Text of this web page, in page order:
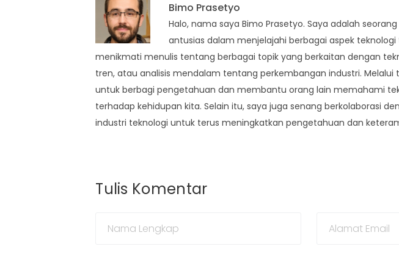
Bimo Prasetyo
Halo, nama saya Bimo Prasetyo. Saya adalah
antusias dalam menjelajahi berbagai aspek teknologi
menikmati menulis tentang berbagai topik yang berkaitan dengan
tren, atau analisis mendalam tentang perkembangan industri. Melalui
untuk berbagi pengetahuan dan membantu orang lain memahami
terhadap kehidupan kita. Selain itu, saya juga senang berkolaborasi
industri teknologi untuk terus meningkatkan pengetahuan dan
Tulis Komentar